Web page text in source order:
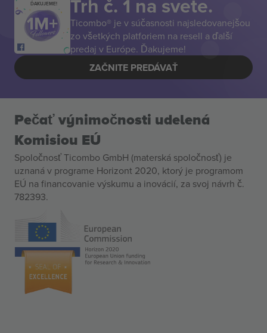
ĎAKUJEME! Trh č. 1 na svete.
Ticombo® je v súčasnosti najsledovanejšou
zo všetkých platforiem na resell a ďalší
predaj v Európe. Ďakujeme!
ZAČNITE PREDÁVAŤ
Pečať výnimočnosti udelená
Komisiou EÚ
Spoločnosť Ticombo GmbH (materská spoločnosť) je
uznaná v programe Horizont 2020, ktorý je programom
EÚ na financovanie výskumu a inovácií, za svoj návrh č.
782393.